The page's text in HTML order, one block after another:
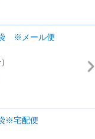
※メール便
※宅配便